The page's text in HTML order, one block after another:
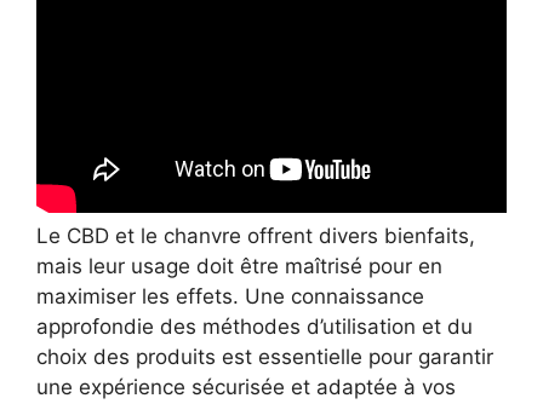
Le CBD et le chanvre offrent divers bienfaits,
mais leur usage doit être maîtrisé pour en
maximiser les effets. Une connaissance
approfondie des méthodes d’utilisation et du
choix des produits est essentielle pour garantir
une expérience sécurisée et adaptée à vos